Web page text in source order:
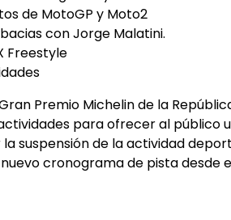
de MotoGP y Moto2
con Jorge Malatini.
Freestyle
Premio Michelin de la
para ofrecer al público
suspensión de la actividad
cronograma de pista desde